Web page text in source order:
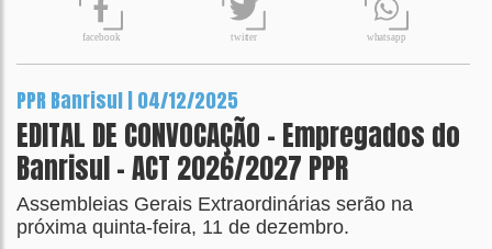
facebook twitter whatsapp
PPR Banrisul | 04/12/2025
EDITAL DE CONVOCAÇÃO - Empregados do
Banrisul - ACT 2026/2027 PPR
Assembleias Gerais Extraordinárias serão na
próxima quinta-feira, 11 de dezembro.